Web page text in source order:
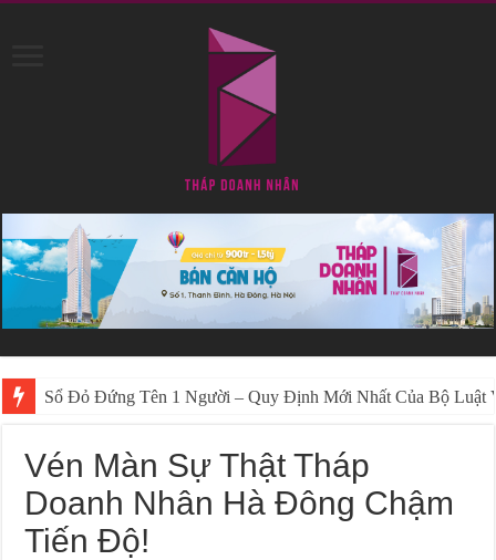
Hướng Dẫn Cách Để “Sổ Đỏ Đứng Tên 2 Vợ Chồng” Mới
Vén Màn Sự Thật Tháp
Doanh Nhân Hà Đông Chậm
Tiến Độ!